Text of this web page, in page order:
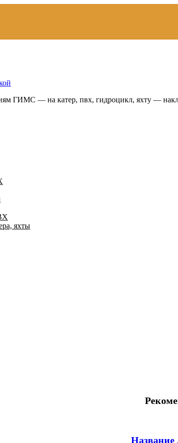
ГИМС — на катер, пвх, гидроцикл, яхту —
яхты
Название